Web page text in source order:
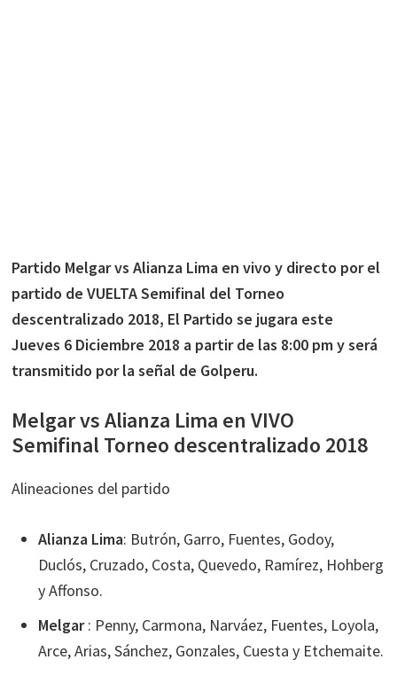
Partido Melgar vs Alianza Lima en vivo y directo por el
partido de VUELTA Semifinal del Torneo
descentralizado 2018, El Partido se jugara este
Jueves 6 Diciembre 2018 a partir de las 8:00 pm y será
transmitido por la señal de Golperu.
Melgar vs Alianza Lima en VIVO
Semifinal Torneo descentralizado 2018
Alineaciones del partido
Alianza Lima: Butrón, Garro, Fuentes, Godoy,
Duclós, Cruzado, Costa, Quevedo, Ramírez, Hohberg
y Affonso.
Melgar: Penny, Carmona, Narváez, Fuentes, Loyola,
Arce, Arias, Sánchez, Gonzales, Cuesta y Etchemaite.